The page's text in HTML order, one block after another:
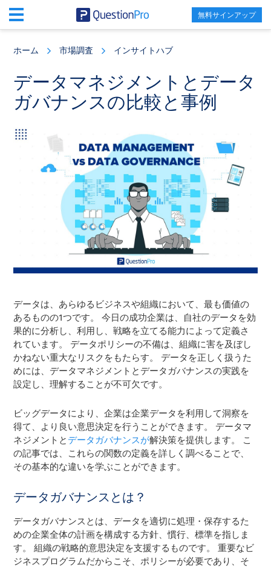
content
sidebar
無料サインアップ
ホーム 市場調査 インサイトハブ
データマネジメントとデータ
ガバナンスの比較と事例
データは、あらゆるビジネスや組織において、最も価値の
あるものの1つです。 今日の成功企業は、自社のデータを効
果的に分析し、利用し、戦略を立てる能力によって定義さ
れています。 データポリシーの不備は、組織に害を及ぼし
かねない重大なリスクをもたらす。 データを正しく扱うた
めには、データマネジメントとデータガバナンスの実践を
設定し、理解することが不可欠です。
ビッグデータにより、企業は企業データを利用して洞察を
得て、より良い意思決定を行うことができます。 データマ
ネジメントと データガバナンスが解決策を提供します。 こ
の記事では、これらの関数の定義を詳しく調べることで、
その基本的な違いを学ぶことができます。
データガバナンスとは？
データガバナンスとは、データを適切に処理・保存するた
めの企業全体の計画を構成する方針、慣行、標準を指しま
す。 組織の戦略的意思決定を支援するものです。 重要なビ
ジネスプログラムだからこそ、ポリシーが必要であり、そ